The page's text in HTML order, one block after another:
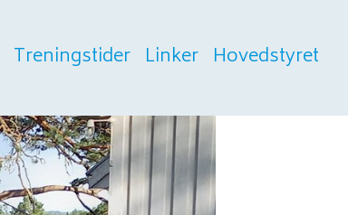
Treningstider Linker Hovedstyret